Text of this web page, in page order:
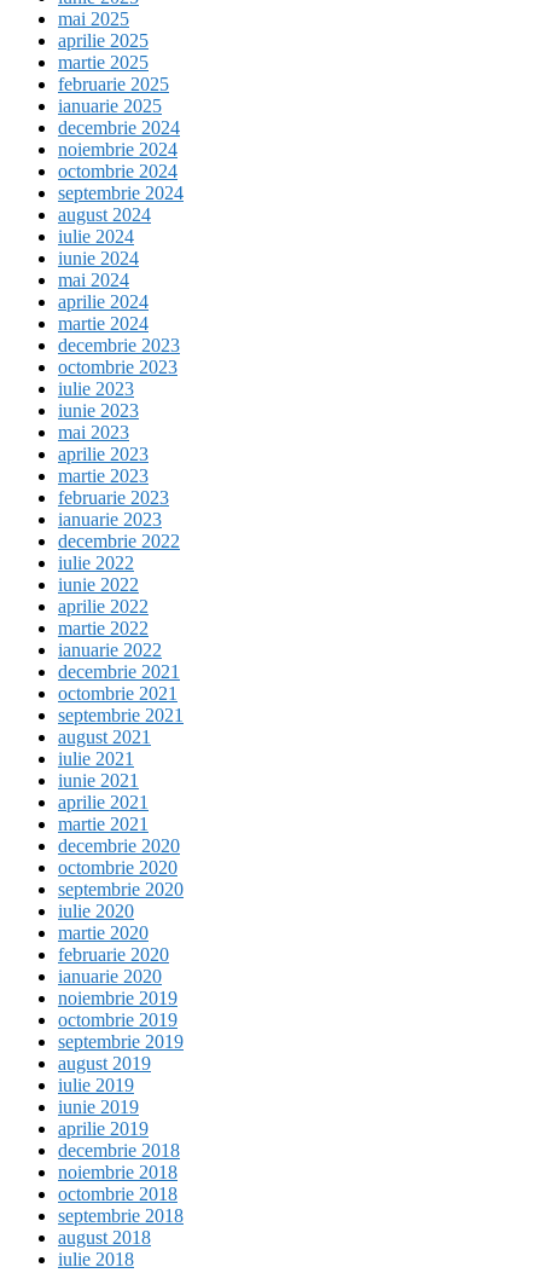
mai 2025
aprilie 2025
martie 2025
februarie 2025
ianuarie 2025
decembrie 2024
noiembrie 2024
octombrie 2024
septembrie 2024
august 2024
iulie 2024
iunie 2024
mai 2024
aprilie 2024
martie 2024
decembrie 2023
octombrie 2023
iulie 2023
iunie 2023
mai 2023
aprilie 2023
martie 2023
februarie 2023
ianuarie 2023
decembrie 2022
iulie 2022
iunie 2022
aprilie 2022
martie 2022
ianuarie 2022
decembrie 2021
octombrie 2021
septembrie 2021
august 2021
iulie 2021
iunie 2021
aprilie 2021
martie 2021
decembrie 2020
octombrie 2020
septembrie 2020
iulie 2020
martie 2020
februarie 2020
ianuarie 2020
noiembrie 2019
octombrie 2019
septembrie 2019
august 2019
iulie 2019
iunie 2019
aprilie 2019
decembrie 2018
noiembrie 2018
octombrie 2018
septembrie 2018
august 2018
iulie 2018